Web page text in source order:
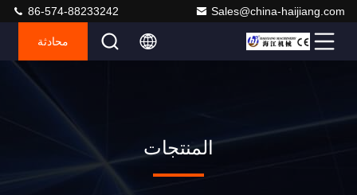
Sales@china-haijiang.com
86-574-88233242
محادثة
المنتجات